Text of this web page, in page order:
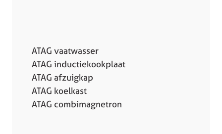
ATAG vaatwasser
ATAG inductiekookplaat
ATAG afzuigkap
ATAG koelkast
ATAG combimagnetron